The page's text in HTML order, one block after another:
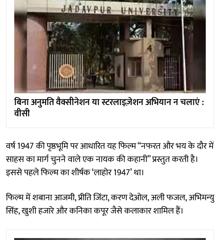
बिना अनुमति वैक्सीनेशन या स्टरलाइज़ेशन अभियान न चलाएं :
वीसी
वर्ष 1947 की पृष्ठभूमि पर आधारित यह फिल्म “नफरत और भय के दौर में
साहस का मार्ग चुनने वाले एक नायक की कहानी” प्रस्तुत करती है।
इससे पहले फिल्म का शीर्षक ‘लाहोर 1947’ था।
फिल्म में शबाना आजमी, प्रीति जिंटा, करण देओल, अली फजल, अभिमन्यु
सिंह, खुशी हजारे और कनिका कपूर जैसे कलाकार शामिल हैं।